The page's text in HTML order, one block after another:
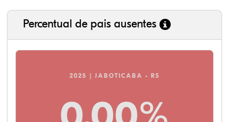
Percentual de pais ausentes
2025 | JABOTICABA - RS